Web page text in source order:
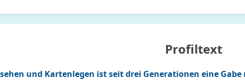
Profiltext
und Kartenlegen ist seit drei Generationen eine